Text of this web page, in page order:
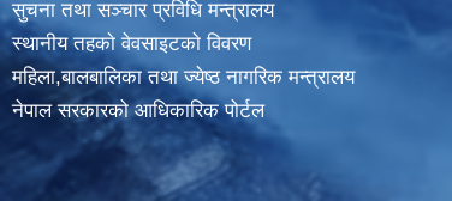
सुचना तथा सञ्चार प्रविधि मन्त्रालय
स्थानीय तहकाे वेवसाइटकाे विवरण
महिला,बालबालिका तथा ज्येष्ठ नागरिक मन्त्रालय
नेपाल सरकारको आधिकारिक पोर्टल